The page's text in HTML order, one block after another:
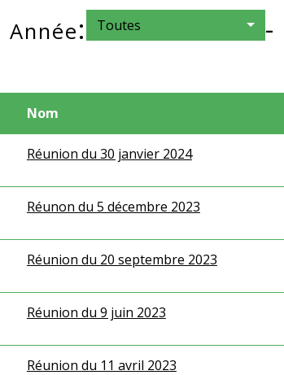
Année: Toutes -
Nom
Réunion du 30 janvier 2024
Réunon du 5 décembre 2023
Réunion du 20 septembre 2023
Réunion du 9 juin 2023
Réunion du 11 avril 2023